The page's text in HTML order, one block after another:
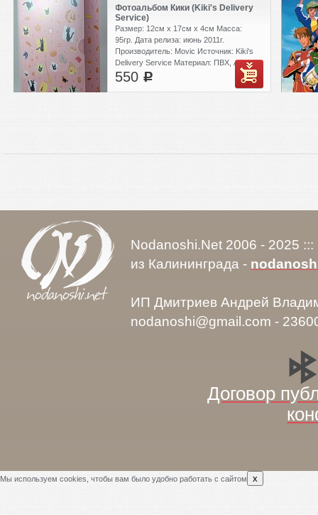
Фотоальбом Кики (Kiki's Delivery
Service)
Размер: 12см x 17см x 4см Масса:
95гр. Дата релиза: июнь 2011г.
Производитель: Movic Источник: Kiki's
Delivery Service Материал: ПВХ, АБС-
пластик Личное впечатление: отличный
альбом для хранения фотографий или
550 c
Nodanoshi.Net 2006 - 2025
из Калининграда -
ИП Дмитриев Андрей
nodanoshi@gmail.com -
Договор
Мы используем cookies, чтобы вам было удобно работать с сайтом x